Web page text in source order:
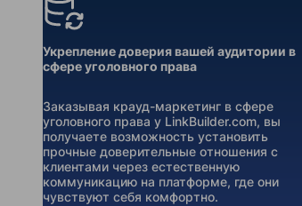
Укрепление доверия вашей аудитории в
сфере уголовного права
Заказывая крауд-маркетинг в сфере
уголовного права у LinkBuilder.com, вы
получаете возможность установить
прочные доверительные отношения с
клиентами через естественную
коммуникацию на платформе, где они
чувствуют себя комфортно.